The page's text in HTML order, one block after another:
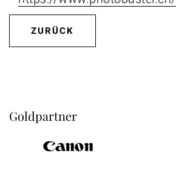
ZURÜCK
Goldpartner